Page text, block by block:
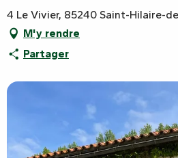
4 Le Vivier, 85240 Saint-Hilaire-
M'y rendre
Partager